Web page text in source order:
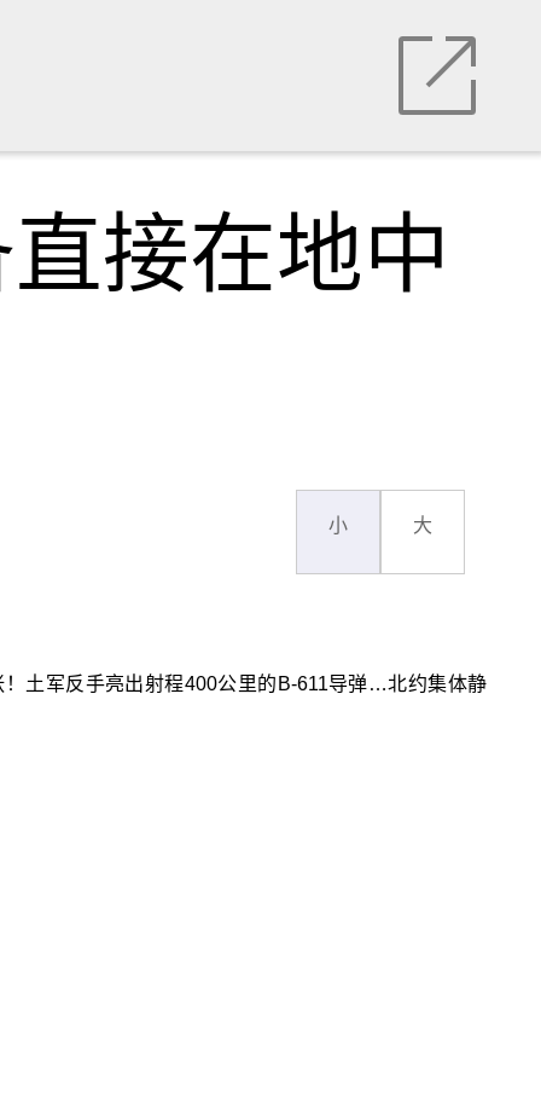
接在地中
小 大
土军反手亮出射程400公里的B-611导弹…北约集体静